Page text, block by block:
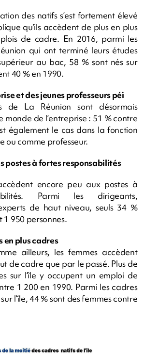
des natifs s’est fortement élevé
qu’ils accèdent de plus en plus
de cadre. En 2016, parmi les
qui ont terminé leurs études
au bac, 58 % sont nés sur
40 % en 1990.
et des jeunes professeurs péi
de La Réunion sont désormais
monde de l’entreprise : 51 % contre
également le cas dans la fonction
ou comme professeur.
postes à fortes responsabilités
encore peu aux postes à
Parmi les dirigeants,
de haut niveau, seuls 34 %
1 950 personnes.
en plus cadres
ailleurs, les femmes accèdent
de cadre que par le passé. Plus de
sur l’île y occupent un emploi de
1 200 en 1990. Parmi les cadres
l’île, 44 % sont des femmes contre